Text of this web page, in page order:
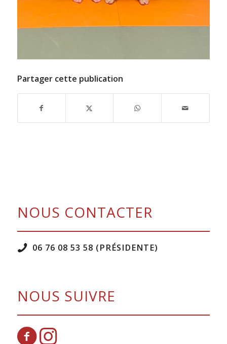
Partager cette publication
NOUS CONTACTER
06 76 08 53 58 (PRÉSIDENTE)
NOUS SUIVRE